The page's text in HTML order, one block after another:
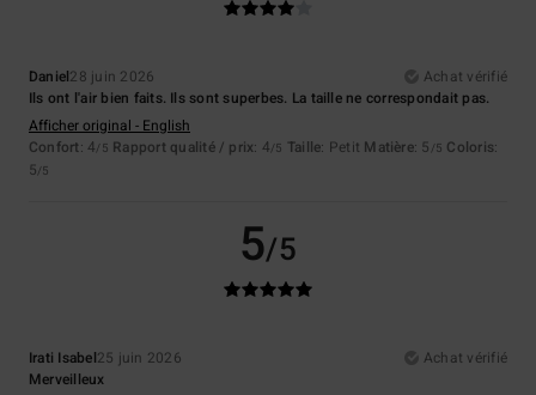
Daniel28 juin 2026
Achat vérifié
Ils ont l'air bien faits. Ils sont superbes. La taille ne correspondait pas.
Afficher original - English
Confort: 4/5 Rapport qualité / prix: 4/5 Taille: Petit Matière: 5 /5 Coloris:
5/5
5/5
Irati Isabel25 juin 2026
Achat vérifié
Merveilleux